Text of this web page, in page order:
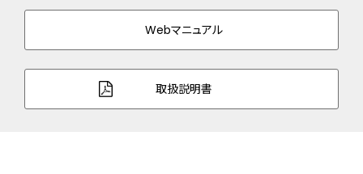
バンド素材・タイプ
スーパーチタニウム
三ツ折れプッシュタイプ
バンド幅 20.0mm
バンド調整可能サイ
Webマニュアル
取扱説明書